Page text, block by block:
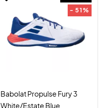
- 51%
Babolat Propulse Fury 3
White/Estate Blue